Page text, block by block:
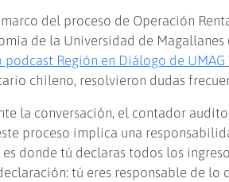
marco del proceso de Operación
de la Universidad de Magallanes
podcast Región en Diálogo de UMAG
chileno, resolvieron dudas
la conversación, el contador
proceso implica una
es donde tú declaras todos los
tú eres responsable de